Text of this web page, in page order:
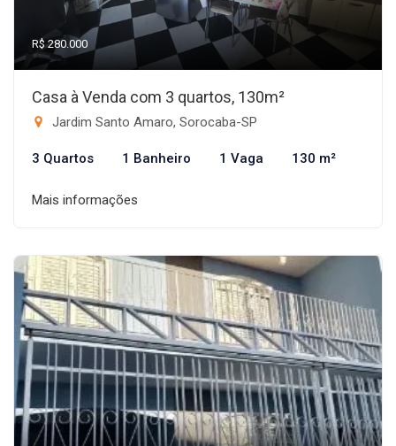
R$ 280.000
Casa à Venda com 3 quartos, 130m²
Jardim Santo Amaro, Sorocaba-SP
3 Quartos 1 Banheiro 1 Vaga 130 m²
Mais informações